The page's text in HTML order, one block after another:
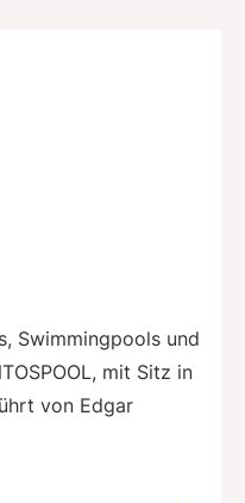
Swimmingpools und
mit Sitz in
von Edgar